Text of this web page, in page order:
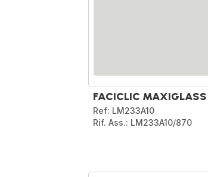
FACICLIC MAXIGLASS
Ref: LM233A10
Rif. Ass.: LM233A10/870